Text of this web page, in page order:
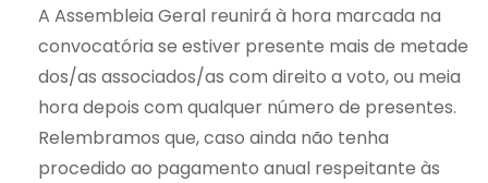
A Assembleia Geral reunirá à hora marcada na
convocatória se estiver presente mais de metade
dos/as associados/as com direito a voto, ou meia
hora depois com qualquer número de presentes.
Relembramos que, caso ainda não tenha
procedido ao pagamento anual respeitante às